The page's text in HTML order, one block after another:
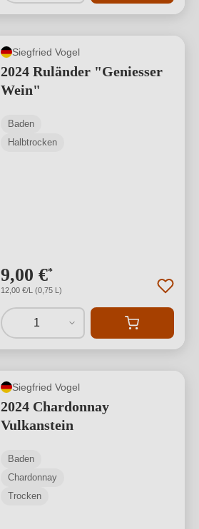
Siegfried Vogel
2024 Ruländer "Geniesser
Wein"
Baden
Halbtrocken
9,00 €*
12,00 €/L (0,75 L)
1
Siegfried Vogel
2024 Chardonnay
Vulkanstein
Baden
Chardonnay
Trocken